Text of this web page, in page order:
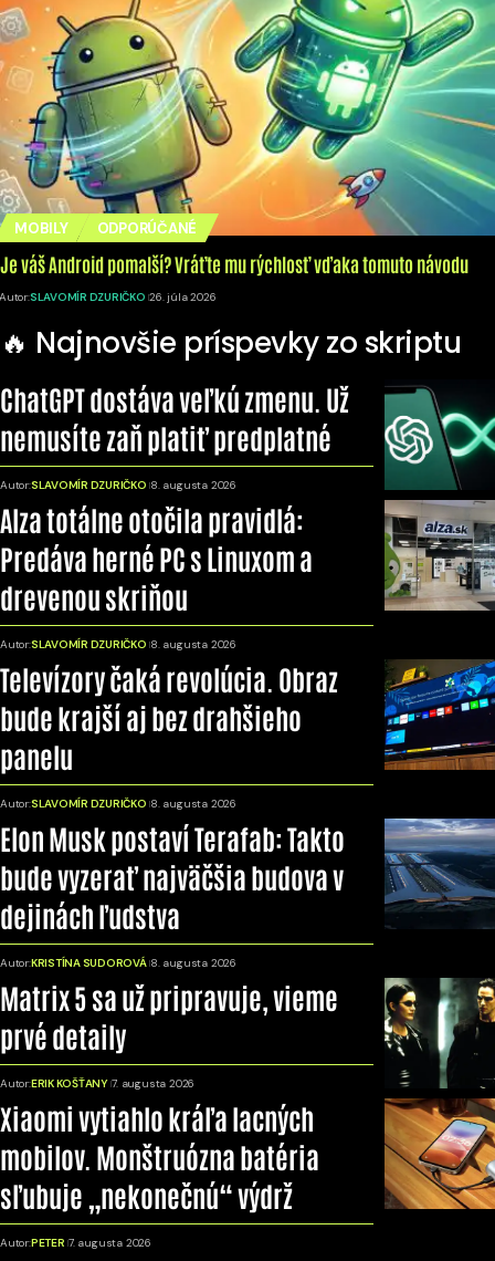
MOBILY ODPORÚČANÉ
Je váš Android pomalší? Vráťte mu rýchlosť vďaka tomuto návodu
Autor:SLAVOMÍR DZURIČKO 26. júla 2026
🔥 Najnovšie príspevky zo skriptu
ChatGPT dostáva veľkú zmenu. Už
nemusíte zaň platiť predplatné
Autor:SLAVOMÍR DZURIČKO 8. augusta 2026
Alza totálne otočila pravidlá:
Predáva herné PC s Linuxom a
drevenou skriňou
Autor:SLAVOMÍR DZURIČKO 8. augusta 2026
Televízory čaká revolúcia. Obraz
bude krajší aj bez drahšieho
panelu
Autor:SLAVOMÍR DZURIČKO 8. augusta 2026
Elon Musk postaví Terafab: Takto
bude vyzerať najväčšia budova v
dejinách ľudstva
Autor:KRISTÍNA SUDOROVÁ 8. augusta 2026
Matrix 5 sa už pripravuje, vieme
prvé detaily
Autor:ERIK KOŠŤANY 7. augusta 2026
Xiaomi vytiahlo kráľa lacných
mobilov. Monštruózna batéria
sľubuje „nekonečnú“ výdrž
Autor:PETER 7. augusta 2026